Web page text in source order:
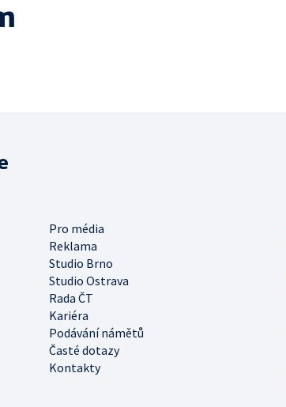
Pro média
Reklama
Studio Brno
Studio Ostrava
Rada ČT
Kariéra
Podávání námětů
Časté dotazy
Kontakty